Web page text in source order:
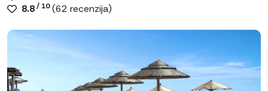
8.8/ 10(62 recenzija)